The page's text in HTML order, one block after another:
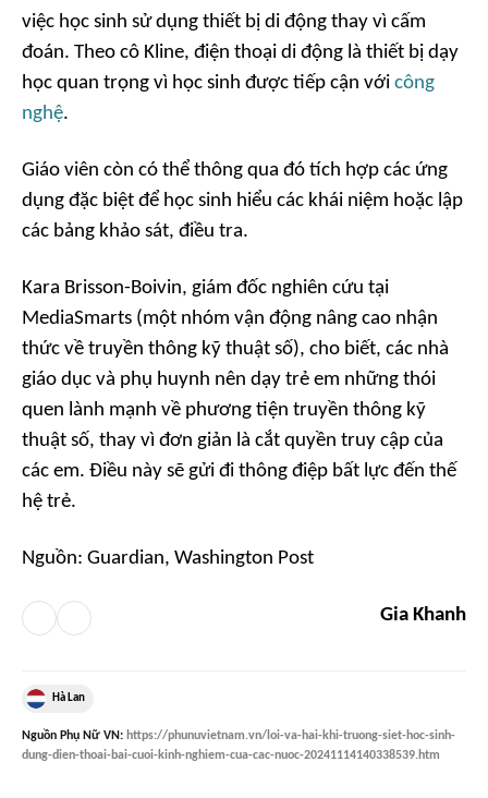
việc học sinh sử dụng thiết bị di động thay vì cấm
đoán. Theo cô Kline, điện thoại di động là thiết bị dạy
học quan trọng vì học sinh được tiếp cận với công
nghệ.
Giáo viên còn có thể thông qua đó tích hợp các ứng
dụng đặc biệt để học sinh hiểu các khái niệm hoặc lập
các bảng khảo sát, điều tra.
Kara Brisson-Boivin, giám đốc nghiên cứu tại
MediaSmarts (một nhóm vận động nâng cao nhận
thức về truyền thông kỹ thuật số), cho biết, các nhà
giáo dục và phụ huynh nên dạy trẻ em những thói
quen lành mạnh về phương tiện truyền thông kỹ
thuật số, thay vì đơn giản là cắt quyền truy cập của
các em. Điều này sẽ gửi đi thông điệp bất lực đến thế
hệ trẻ.
Nguồn: Guardian, Washington Post
Gia Khanh
Hà Lan
Nguồn Phụ Nữ VN: https://phunuvietnam.vn/loi-va-hai-khi-truong-siet-hoc-sinh-
dung-dien-thoai-bai-cuoi-kinh-nghiem-cua-cac-nuoc-20241114140338539.htm